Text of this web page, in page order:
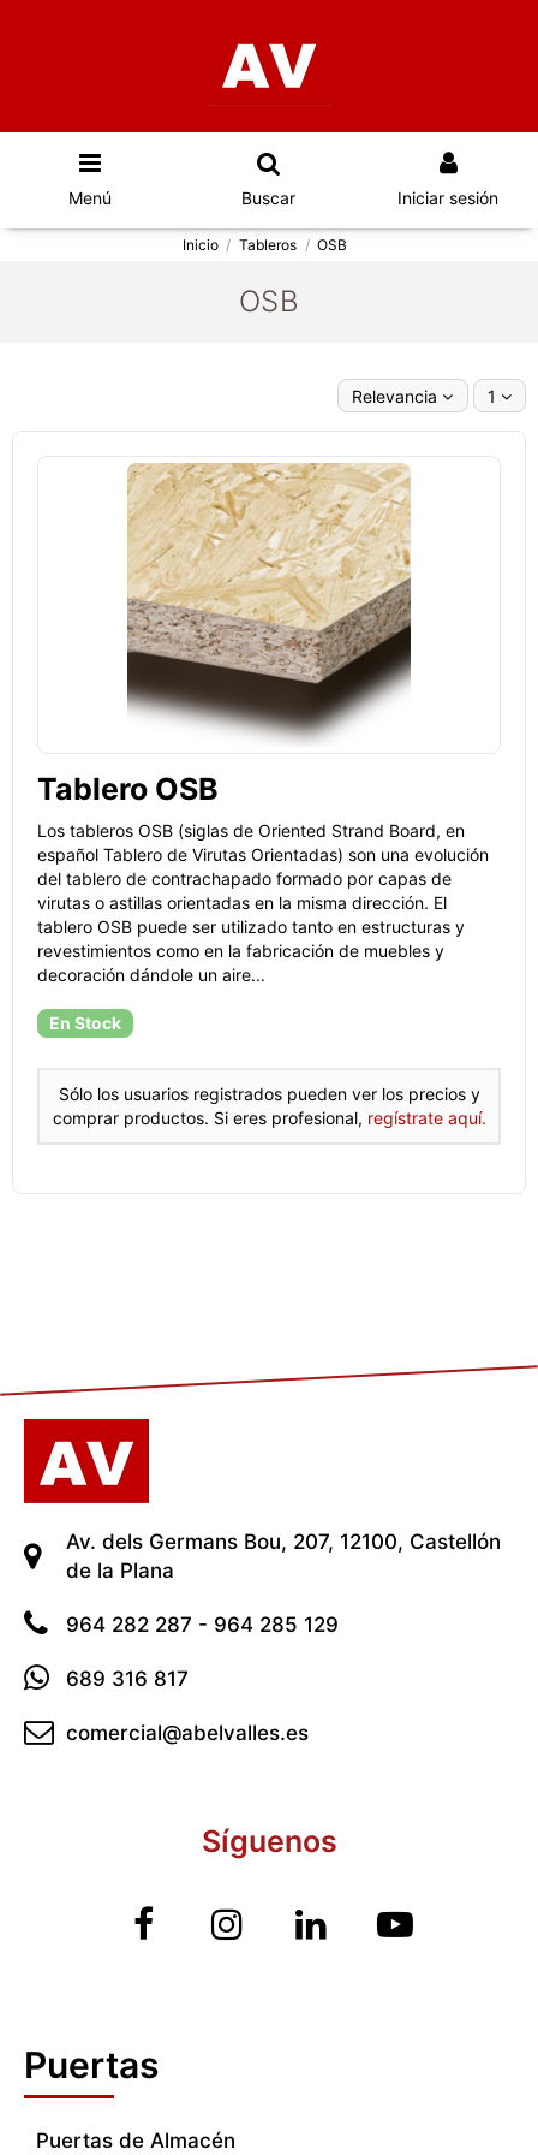
Menú Buscar Iniciar sesión
Inicio Tableros OSB
OSB
Relevancia 1
Tablero OSB
Los tableros OSB (siglas de Oriented Strand Board, en
español Tablero de Virutas Orientadas) son una evolución
del tablero de contrachapado formado por capas de
virutas o astillas orientadas en la misma dirección. El
tablero OSB puede ser utilizado tanto en estructuras y
revestimientos como en la fabricación de muebles y
decoración dándole un aire...
En Stock
Sólo los usuarios registrados pueden ver los precios y
comprar productos. Si eres profesional, regístrate aquí.
Av. dels Germans Bou, 207, 12100, Castellón
de la Plana
964 282 287 - 964 285 129
689 316 817
comercial@abelvalles.es
Síguenos
Puertas
Puertas de Almacén